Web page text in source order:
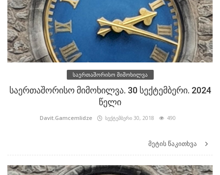
საერთაშორისო მიმოხილვა
საერთაშორისო მიმოხილვა. 30 სექტემბერი. 2024
წელი
Davit.Gamcemlidze სექტემბერი 30, 2018 490
მეტის წაკითხვა